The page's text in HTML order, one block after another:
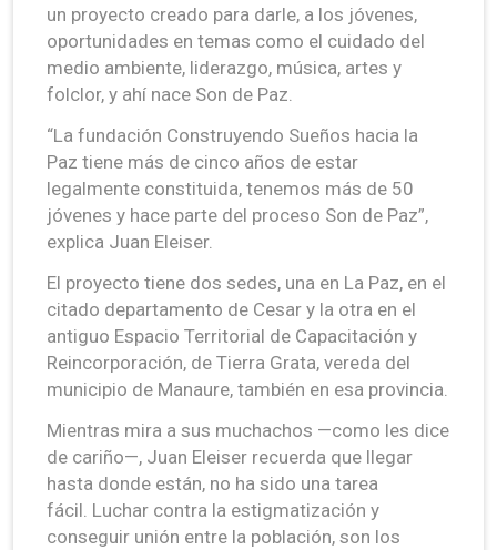
un proyecto creado para darle, a los jóvenes,
oportunidades en temas como el cuidado del
medio ambiente, liderazgo, música, artes y
folclor, y ahí nace Son de Paz.
“La fundación Construyendo Sueños hacia la
Paz tiene más de cinco años de estar
legalmente constituida, tenemos más de 50
jóvenes y hace parte del proceso Son de Paz”,
explica Juan Eleiser.
El proyecto tiene dos sedes, una en La Paz, en el
citado departamento de Cesar y la otra en el
antiguo Espacio Territorial de Capacitación y
Reincorporación, de Tierra Grata, vereda del
municipio de Manaure, también en esa provincia.
Mientras mira a sus muchachos —como les dice
de cariño—, Juan Eleiser recuerda que llegar
hasta donde están, no ha sido una tarea
fácil. Luchar contra la estigmatización y
conseguir unión entre la población, son los